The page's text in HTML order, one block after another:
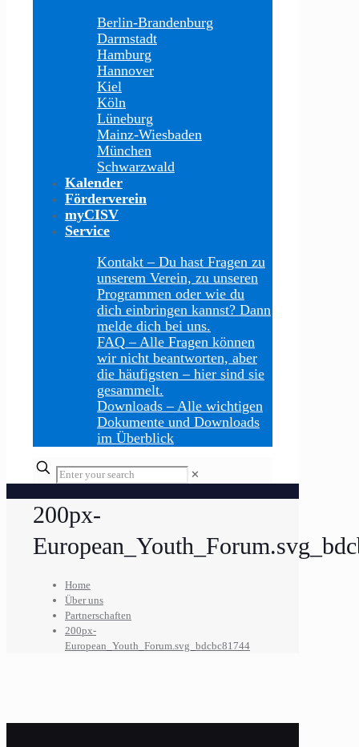
Berlin-Brandenburg
Darmstadt
Hamburg
Hannover
Kiel
Köln
Lüneburg
Mainz-Wiesbaden
München
Schwarzwald
Kalender
Förderverein
myCISV
Service
Kontakt – Du hast Fragen zu
unserem Verein, zu unseren
Programmen oder wie du
dich einbringen kannst? Dann
melde dich bei uns.
FAQ –Alle Fragen können
wir nicht beantworten, aber
die häufigsten – hier sind sie
gesammelt.
Downloads –Alle wichtigen
Dokumente und Downloads
im Überblick
Enter
your
✕
200px-
Home
Über uns
Partnerschaften
200px-
European_Youth_Forum.svg_bdcbc81744